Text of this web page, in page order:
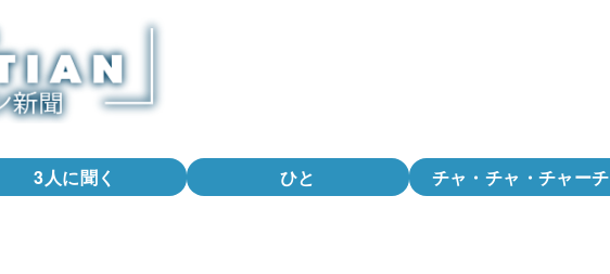
3人に聞く ひと チャ・チャ・チャーチ